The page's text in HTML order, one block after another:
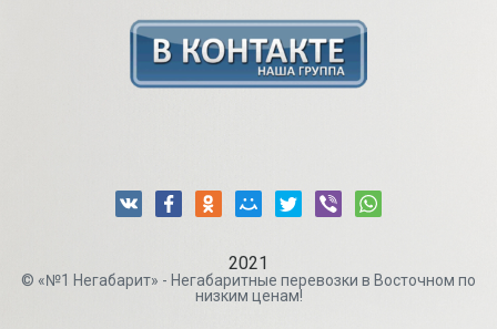
2021
© «№1 Негабарит» - Негабаритные перевозки в Восточном по
низким ценам!